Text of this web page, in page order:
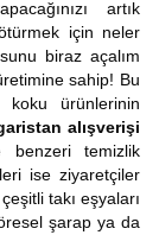
artık
için neler
biraz açalım
sahip! Bu
ürünlerinin
alışverişi
benzeri temizlik
ise ziyaretçiler
takı eşyaları
şarap ya da